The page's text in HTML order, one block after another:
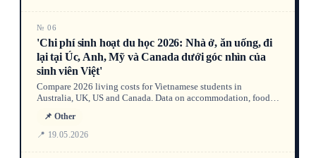
№ 06
'Chi phí sinh hoạt du học 2026: Nhà ở, ăn uống, đi
lại tại Úc, Anh, Mỹ và Canada dưới góc nhìn của
sinh viên Việt'
Compare 2026 living costs for Vietnamese students in
Australia, UK, US and Canada. Data on accommodation, food,
your study abroad journey.
📌 Other
📍 19.05.2026